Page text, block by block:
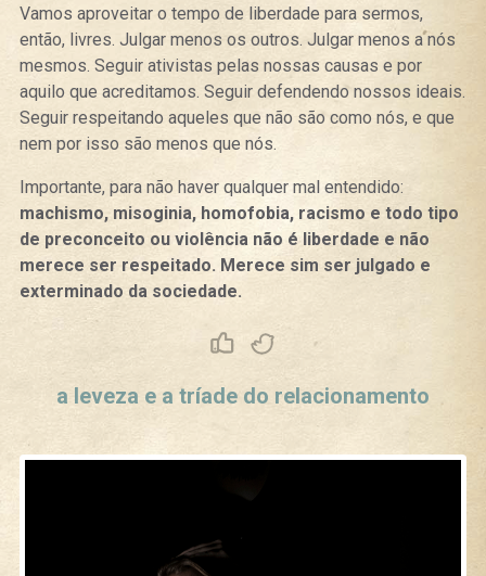
Vamos aproveitar o tempo de liberdade para sermos,
então, livres. Julgar menos os outros. Julgar menos a nós
mesmos. Seguir ativistas pelas nossas causas e por
aquilo que acreditamos. Seguir defendendo nossos ideais.
Seguir respeitando aqueles que não são como nós, e que
nem por isso são menos que nós.
Importante, para não haver qualquer mal entendido:
machismo, misoginia, homofobia, racismo e todo tipo
de preconceito ou violência não é liberdade e não
merece ser respeitado. Merece sim ser julgado e
exterminado da sociedade.
Curtir Tweet
a leveza e a tríade do relacionamento